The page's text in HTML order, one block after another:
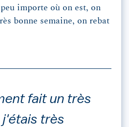
importe où on est, on
bonne semaine, on rebat
fait un très
j'étais très